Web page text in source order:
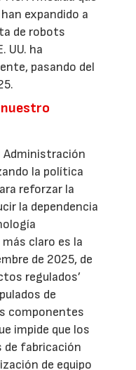
expandido a
de robots
UU. ha
pasando del
Administración
la política
reforzar la
la dependencia
claro es la
de 2025, de
regulados’
de
componentes
impide que los
de fabricación
de equipo